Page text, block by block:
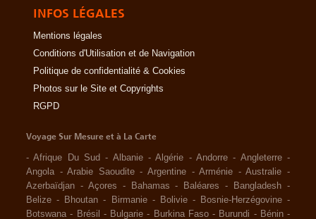
INFOS LÉGALES
Mentions légales
Conditions d'Utilisation et de Navigation
Politique de confidentialité & Cookies
Photos sur le Site et Copyrights
RGPD
Voyage Sur Mesure et à La Carte
-Afrique Du Sud - Albanie -Algérie -Andorre - Angleterre -
Angola -Arabie Saoudite -Argentine -Arménie -Australie -
Azerbaïdjan - Açores - Bahamas - Baléares - Bangladesh -
Belize - Bhoutan - Birmanie - Bolivie - Bosnie-Herzégovine -
Botswana - Brésil - Bulgarie - Burkina Faso - Burundi - Bénin -